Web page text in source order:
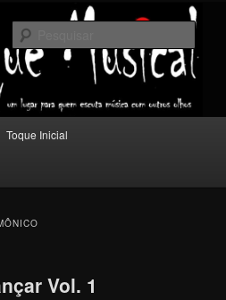
com outros olhos.
Toque Inicial
Vol. 1